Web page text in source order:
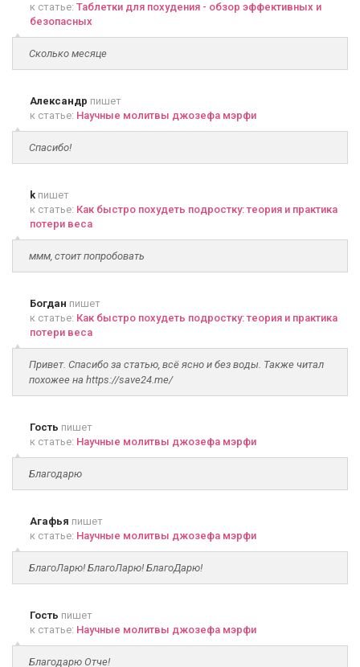
к статье: Таблетки для похудения - обзор эффективных и
безопасных
Сколько месяце
Александр пишет
к статье: Научные молитвы джозефа мэрфи
Спасибо!
k пишет
к статье: Как быстро похудеть подростку: теория и практика
потери веса
ммм, стоит попробовать
Богдан пишет
к статье: Как быстро похудеть подростку: теория и практика
потери веса
Привет. Спасибо за статью, всё ясно и без воды. Также читал
похожее на https://save24.me/
Гость пишет
к статье: Научные молитвы джозефа мэрфи
Благодарю
Агафья пишет
к статье: Научные молитвы джозефа мэрфи
БлагоЛарю! БлагоЛарю! БлагоДарю!
Гость пишет
к статье: Научные молитвы джозефа мэрфи
Благодарю Отче!